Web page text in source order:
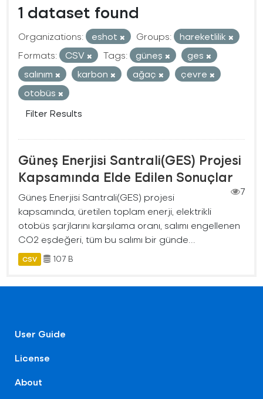
1 dataset found
Organizations: eshot Groups:
hareketlilik
Formats:
CSV Tags: güneş
ges
salınım
karbon ağaç
çevre
otobüs
Filter Results
Güneş Enerjisi Santrali(GES) Projesi
Kapsamında Elde Edilen Sonuçlar
7
Güneş Enerjisi Santrali(GES) projesi
kapsamında, üretilen toplam enerji, elektrikli
otobüs şarjlarını karşılama oranı, salımı engellenen
CO2 eşdeğeri, tüm bu salımı bir günde...
CSV 107 B
User Guide
License
About